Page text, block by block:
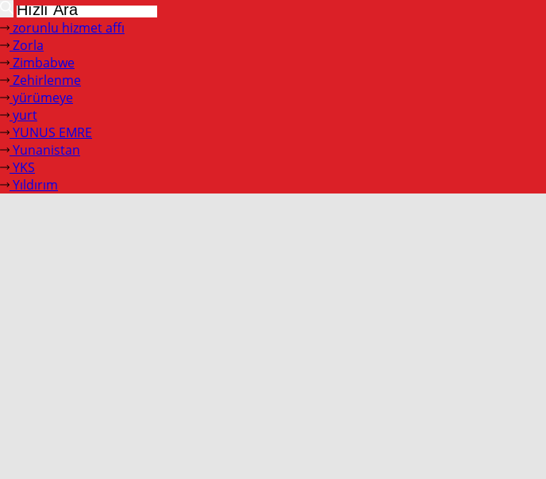
zorunlu hizmet affı
Zorla
Zimbabwe
Zehirlenme
yürümeye
yurt
YUNUS EMRE
Yunanistan
YKS
Yıldırım